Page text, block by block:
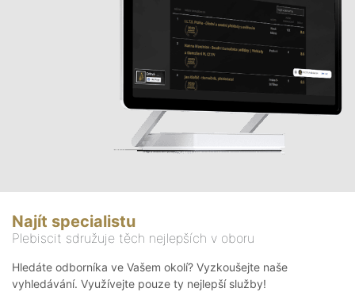
Najít specialistu
Plebiscit sdružuje těch nejlepších v oboru
Hledáte odborníka ve Vašem okolí? Vyzkoušejte naše
vyhledávání. Využívejte pouze ty nejlepší služby!